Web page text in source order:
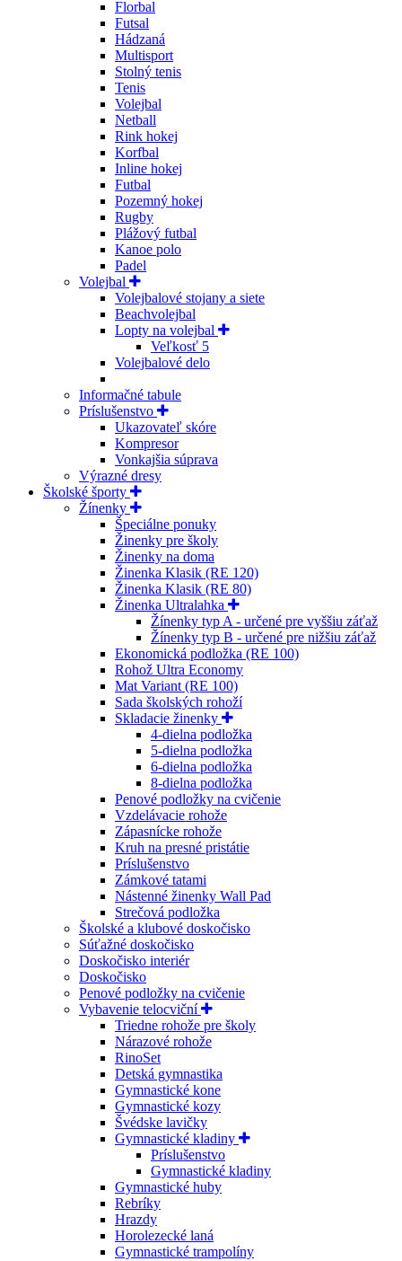
Florbal
Futsal
Hádzaná
Multisport
Stolný tenis
Tenis
Volejbal
Netball
Rink hokej
Korfbal
Inline hokej
Futbal
Pozemný hokej
Rugby
Plážový futbal
Kanoe polo
Padel
Volejbal
Volejbalové stojany a siete
Beachvolejbal
Lopty na volejbal
Veľkosť 5
Volejbalové delo
Informačné tabule
Príslušenstvo
Ukazovateľ skóre
Kompresor
Vonkajšia súprava
Výrazné dresy
Školské športy
Žínenky
Špeciálne ponuky
Žinenky pre školy
Žinenky na doma
Žinenka Klasik (RE 120)
Žinenka Klasik (RE 80)
Žinenka Ultralahka
Žínenky typ A - určené pre vyššiu záťaž
Žínenky typ B - určené pre nižšiu záťaž
Ekonomická podložka (RE 100)
Rohož Ultra Economy
Mat Variant (RE 100)
Sada školských rohoží
Skladacie žinenky
4-dielna podložka
5-dielna podložka
6-dielna podložka
8-dielna podložka
Penové podložky na cvičenie
Vzdelávacie rohože
Zápasnícke rohože
Kruh na presné pristátie
Príslušenstvo
Zámkové tatami
Nástenné žinenky Wall Pad
Strečová podložka
Školské a klubové doskočisko
Súťažné doskočisko
Doskočisko interiér
Doskočisko
Penové podložky na cvičenie
Vybavenie telocviční
Triedne rohože pre školy
Nárazové rohože
RinoSet
Detská gymnastika
Gymnastické kone
Gymnastické kozy
Švédske lavičky
Gymnastické kladiny
Príslušenstvo
Gymnastické kladiny
Gymnastické huby
Rebríky
Hrazdy
Horolezecké laná
Gymnastické trampolíny